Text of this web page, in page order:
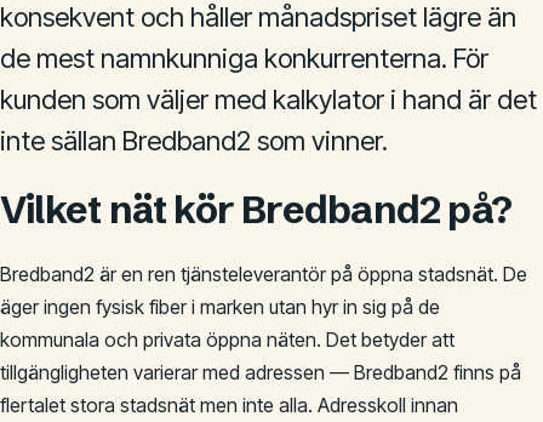
konsekvent och håller månadspriset lägre än
de mest namnkunniga konkurrenterna. För
kunden som väljer med kalkylator i hand är det
inte sällan Bredband2 som vinner.
Vilket nät kör Bredband2 på?
Bredband2 är en ren tjänsteleverantör på öppna stadsnät. De
äger ingen fysisk fiber i marken utan hyr in sig på de
kommunala och privata öppna näten. Det betyder att
tillgängligheten varierar med adressen — Bredband2 finns på
flertalet stora stadsnät men inte alla. Adresskoll innan